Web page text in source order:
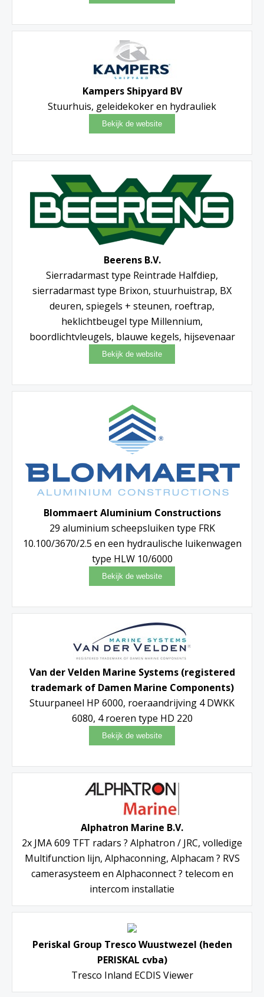
Kampers Shipyard BV
Stuurhuis, geleidekoker en hydrauliek
Beerens B.V.
Sierradarmast type Reintrade Halfdiep,
sierradarmast type Brixon, stuurhuistrap, BX
deuren, spiegels + steunen, roeftrap,
heklichtbeugel type Millennium,
boordlichtvleugels, blauwe kegels, hijsevenaar
Blommaert Aluminium Constructions
29 aluminium scheepsluiken type FRK
10.100/3670/2.5 en een hydraulische luikenwagen
type HLW 10/6000
Van der Velden Marine Systems (registered
trademark of Damen Marine Components)
Stuurpaneel HP 6000, roeraandrijving 4 DWKK
6080, 4 roeren type HD 220
Alphatron Marine B.V.
2x JMA 609 TFT radars ? Alphatron / JRC, volledige
Multifunction lijn, Alphaconning, Alphacam ? RVS
camerasysteem en Alphaconnect ? telecom en
intercom installatie
Periskal Group Tresco Wuustwezel (heden
PERISKAL cvba)
Tresco Inland ECDIS Viewer